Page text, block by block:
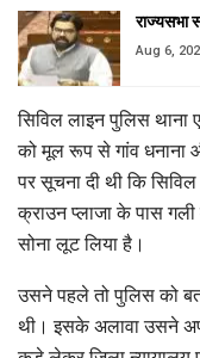
राज्यसभा
Aug 6,
सिविल लाइन पुलिस
को मूल रूप से गांव धनाना
पर सूचना दी थी कि
क्राउन प्लाजा के पास
सोना लूट लिया है।
उसने पहले तो पुलिस को
थी। इसके अलावा उसने